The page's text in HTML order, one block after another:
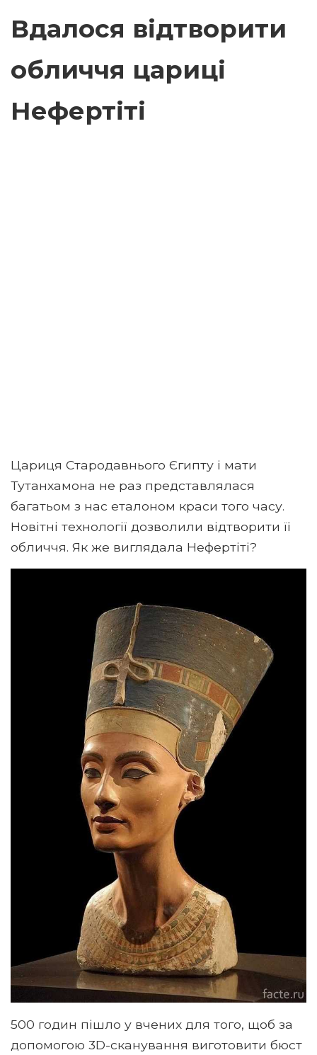
Вдалося відтворити
обличчя цариці
Нефертіті
Цариця Стародавнього Єгипту і мати
Тутанхамона не раз представлялася
багатьом з нас еталоном краси того часу.
Новітні технології дозволили відтворити її
обличчя. Як же виглядала Нефертіті?
500 годин пішло у вчених для того, щоб за
допомогою 3D-сканування виготовити бюст